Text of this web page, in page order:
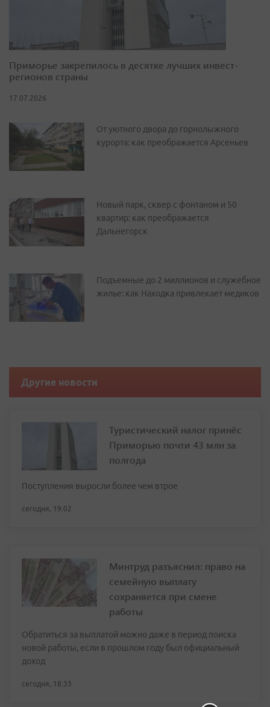
Приморье закрепилось в десятке лучших инвест-
регионов страны
17.07.2026
От уютного двора до горнолыжного
курорта: как преображается Арсеньев
Новый парк, сквер с фонтаном и 50
квартир: как преображается
Дальнегорск
Подъемные до 2 миллионов и служебное
жилье: как Находка привлекает медиков
Другие новости
Туристический налог принёс
Приморью почти 43 млн за
полгода
Поступления выросли более чем втрое
сегодня, 19:02
Минтруд разъяснил: право на
семейную выплату
сохраняется при смене
работы
Обратиться за выплатой можно даже в период поиска
новой работы, если в прошлом году был официальный
доход
сегодня, 18:33